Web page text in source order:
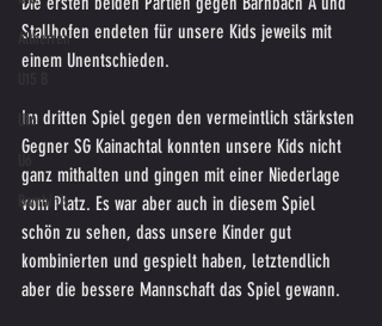
Altherren
U16
U6
Bambinis
Stallhofen endeten für unsere Kids jeweils mit
einem Unentschieden.
Im dritten Spiel gegen den vermeintlich stärksten
Gegner SG Kainachtal konnten unsere Kids nicht
ganz mithalten und gingen mit einer Niederlage
vom Platz. Es war aber auch in diesem Spiel
schön zu sehen, dass unsere Kinder gut
kombinierten und gespielt haben, letztendlich
aber die bessere Mannschaft das Spiel gewann.